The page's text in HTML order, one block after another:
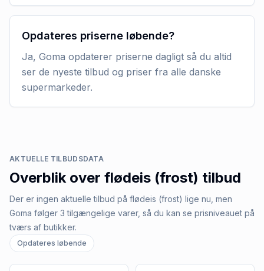
Opdateres priserne løbende?
Ja, Goma opdaterer priserne dagligt så du altid
ser de nyeste tilbud og priser fra alle danske
supermarkeder.
AKTUELLE TILBUDSDATA
Overblik over flødeis (frost) tilbud
Der er ingen aktuelle tilbud på flødeis (frost) lige nu, men
Goma følger 3 tilgængelige varer, så du kan se prisniveauet på
tværs af butikker.
Opdateres løbende